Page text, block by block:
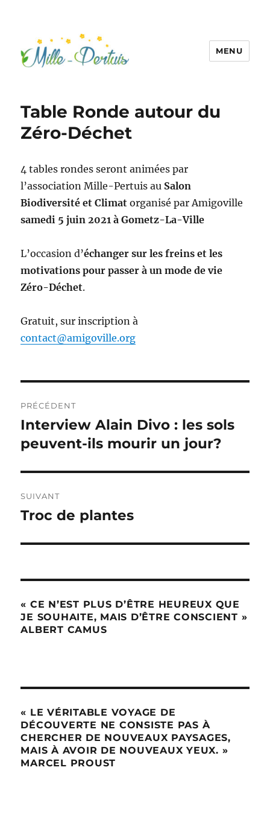
MENU
Table Ronde autour du
Zéro-Déchet
4 tables rondes seront animées par
l’association Mille-Pertuis au Salon
Biodiversité et Climat organisé par Amigoville
samedi 5 juin 2021 à Gometz-La-Ville
L’occasion d’échanger sur les freins et les
motivations pour passer à un mode de vie
Zéro-Déchet.
Gratuit, sur inscription à
contact@amigoville.org
de
l’article
PRÉCÉDENT
Publication
précédente :
Interview Alain Divo : les sols
peuvent-ils mourir un jour?
SUIVANT
Publication
Troc de plantes
« CE N’EST PLUS D’ÊTRE HEUREUX QUE
JE SOUHAITE, MAIS D’ÊTRE CONSCIENT »
ALBERT CAMUS
« LE VÉRITABLE VOYAGE DE
DÉCOUVERTE NE CONSISTE PAS À
CHERCHER DE NOUVEAUX PAYSAGES,
MAIS À AVOIR DE NOUVEAUX YEUX. »
MARCEL PROUST